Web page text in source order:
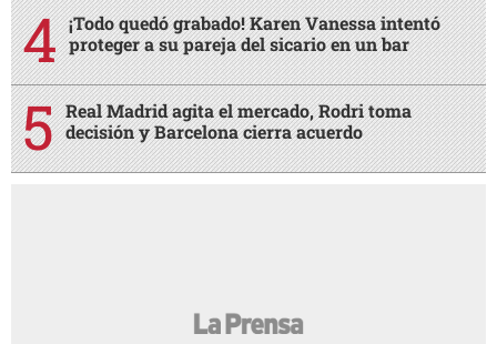
¡Todo quedó grabado! Karen Vanessa intentó
proteger a su pareja del sicario en un bar
Real Madrid agita el mercado, Rodri toma
decisión y Barcelona cierra acuerdo